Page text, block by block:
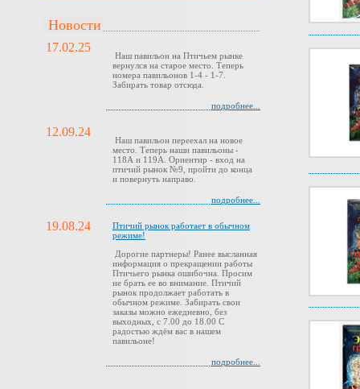
Новости
17.02.25
Наш павильон на Птичьем рынке
вернулся на старое место. Теперь
номера павильонов 1-4 - 1-7.
Забирать товар отсюда.
подробнее...
12.09.24
Наш павильон переехал на новое
место. Теперь наши павильоны -
118А и 119А. Ориентир - вход на
птичий рынок №9, пройти до конца
и повернуть направо.
подробнее...
19.08.24
Птичий рынок работает в обычном
режиме!
Дорогие партнеры! Ранее высланная
информация о прекращении работы
Птичьего рынка ошибочна. Просим
не брать ее во внимание. Птичий
рынок продолжает работать в
обычном режиме. Забирать свои
заказы можно ежедневно, без
выходных, с 7.00 до 18.00 С
радостью ждём вас в нашем
павильоне!
подробнее...